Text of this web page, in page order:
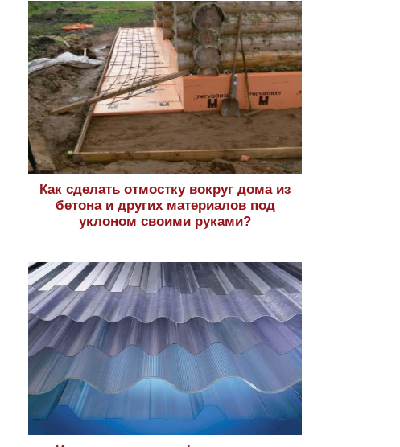
Как сделать отмостку вокруг дома из
бетона и других материалов под
уклоном своими руками?